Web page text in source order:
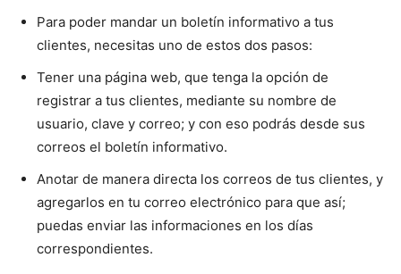
Para poder mandar un boletín informativo a tus
clientes, necesitas uno de estos dos pasos:
Tener una página web, que tenga la opción de
registrar a tus clientes, mediante su nombre de
usuario, clave y correo; y con eso podrás desde sus
correos el boletín informativo.
Anotar de manera directa los correos de tus clientes, y
agregarlos en tu correo electrónico para que así;
puedas enviar las informaciones en los días
correspondientes.